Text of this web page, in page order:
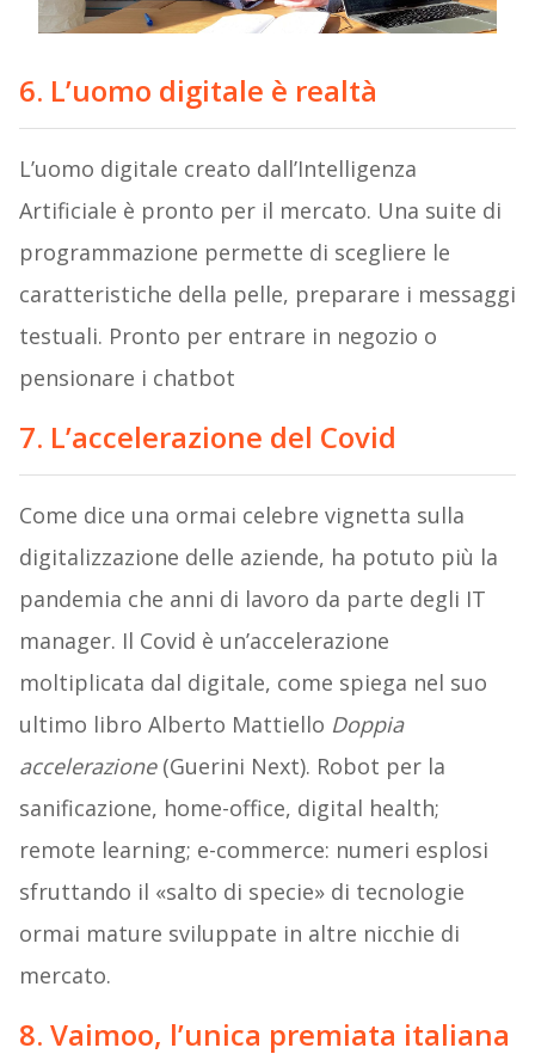
6. L’uomo digitale è realtà
L’uomo digitale creato dall’Intelligenza
Artificiale è pronto per il mercato. Una suite di
programmazione permette di scegliere le
caratteristiche della pelle, preparare i messaggi
testuali. Pronto per entrare in negozio o
pensionare i chatbot
7. L’accelerazione del Covid
Come dice una ormai celebre vignetta sulla
digitalizzazione delle aziende, ha potuto più la
pandemia che anni di lavoro da parte degli IT
manager. Il Covid è un’accelerazione
moltiplicata dal digitale, come spiega nel suo
ultimo libro Alberto Mattiello Doppia
accelerazione(Guerini Next). Robot per la
sanificazione, home-office, digital health;
remote learning; e-commerce: numeri esplosi
sfruttando il «salto di specie» di tecnologie
ormai mature sviluppate in altre nicchie di
mercato.
8. Vaimoo, l’unica premiata italiana